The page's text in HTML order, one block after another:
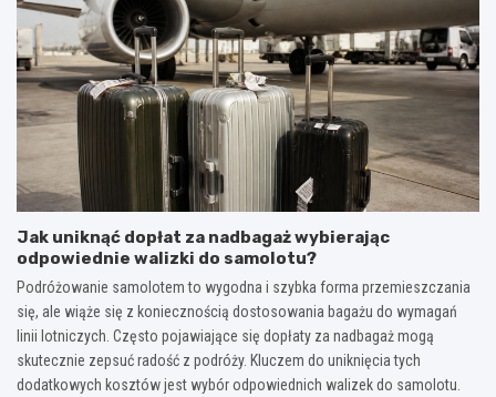
Jak uniknąć dopłat za nadbagaż wybierając
odpowiednie walizki do samolotu?
Podróżowanie samolotem to wygodna i szybka forma przemieszczania
się, ale wiąże się z koniecznością dostosowania bagażu do wymagań
linii lotniczych. Często pojawiające się dopłaty za nadbagaż mogą
skutecznie zepsuć radość z podróży. Kluczem do uniknięcia tych
dodatkowych kosztów jest wybór odpowiednich walizek do samolotu.